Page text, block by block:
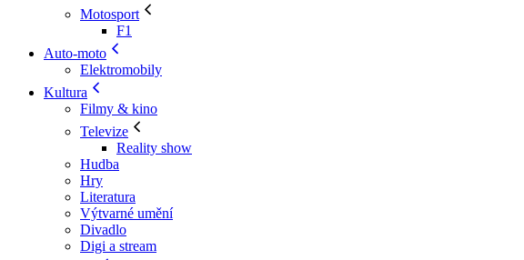
Motosport
F1
Auto-moto
Elektromobily
Kultura
Filmy & kino
Televize
Reality show
Hudba
Hry
Literatura
Výtvarné umění
Divadlo
Digi a stream